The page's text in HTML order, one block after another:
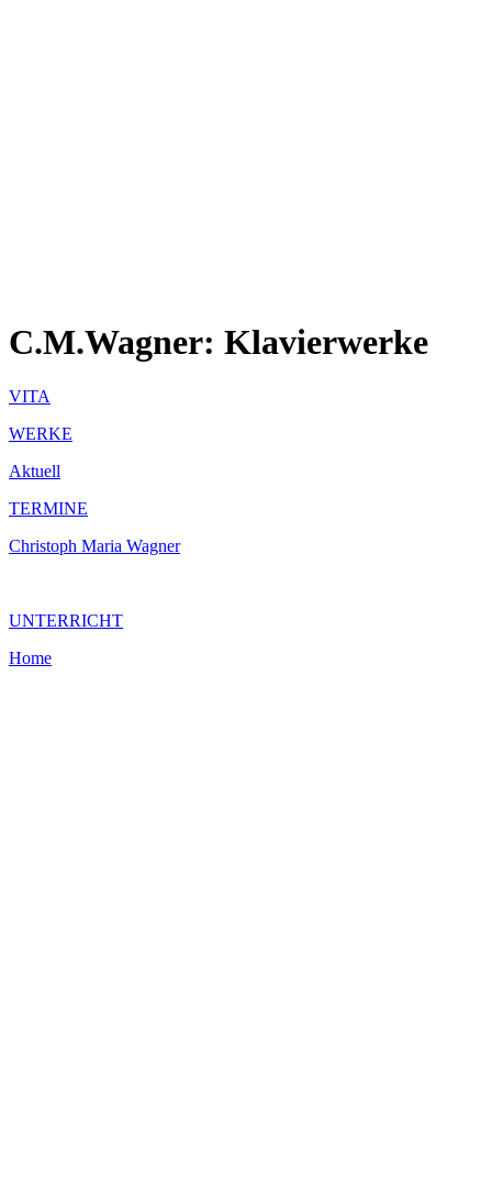
C.M.Wagner: Klavierwerke
VITA
WERKE
Aktuell
TERMINE
Christoph Maria Wagner
UNTERRICHT
Home